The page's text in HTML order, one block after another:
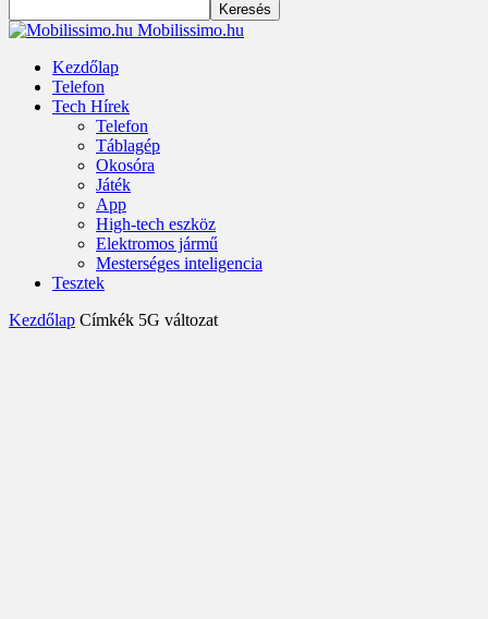
Mobilissimo.hu
Kezdőlap
Telefon
Tech Hírek
Telefon
Táblagép
Okosóra
Játék
App
High-tech eszköz
Elektromos jármű
Mesterséges inteligencia
Tesztek
Kezdőlap Címkék 5G változat